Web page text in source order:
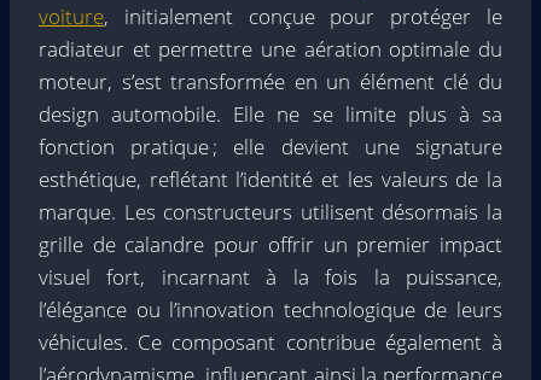
voiture, initialement conçue pour protéger le
radiateur et permettre une aération optimale du
moteur, s’est transformée en un élément clé du
design automobile. Elle ne se limite plus à sa
fonction pratique ; elle devient une signature
esthétique, reflétant l’identité et les valeurs de la
marque. Les constructeurs utilisent désormais la
grille de calandre pour offrir un premier impact
visuel fort, incarnant à la fois la puissance,
l’élégance ou l’innovation technologique de leurs
véhicules. Ce composant contribue également à